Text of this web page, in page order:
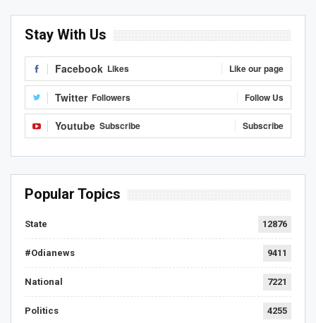
Stay With Us
Facebook Likes Like our page
Twitter Followers Follow Us
Youtube Subscribe Subscribe
Popular Topics
State 12876
#Odianews 9411
National 7221
Politics 4255